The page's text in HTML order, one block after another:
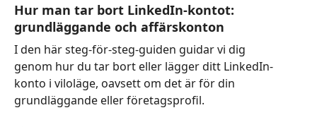
Hur man tar bort LinkedIn-kontot:
grundläggande och affärskonton
I den här steg-för-steg-guiden guidar vi dig
genom hur du tar bort eller lägger ditt LinkedIn-
konto i viloläge, oavsett om det är för din
grundläggande eller företagsprofil.